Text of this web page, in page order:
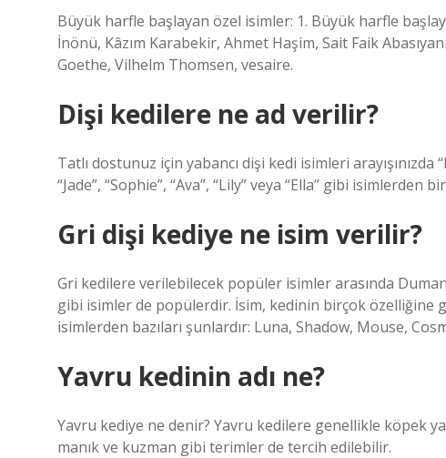
Büyük harfle başlayan özel isimler: 1. Büyük harfle
İnönü, Kâzım Karabekir, Ahmet Haşim, Sait Faik
Goethe, Vilhelm Thomsen, vesaire.
Dişi kedilere ne ad verilir?
Tatlı dostunuz için yabancı dişi kedi isimleri arayışınızda
“Jade”, “Sophie”, “Ava”, “Lily” veya “Ella” gibi isimlerden
Gri dişi kediye ne isim verilir?
Gri kedilere verilebilecek popüler isimler arasında
gibi isimler de popülerdir. İsim, kedinin birçok özelliğine
isimlerden bazıları şunlardır: Luna, Shadow, Mouse,
Yavru kedinin adı ne?
Yavru kediye ne denir? Yavru kedilere genellikle köpek
manık ve kuzman gibi terimler de tercih edilebilir.